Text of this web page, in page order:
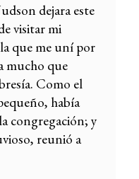
dejara este
visitar mi
que me uní por
mucho que
Como el
había
congregación; y
reunió a